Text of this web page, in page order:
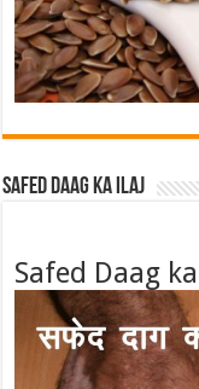
Safed Daag ka ilaj
Safed Daag